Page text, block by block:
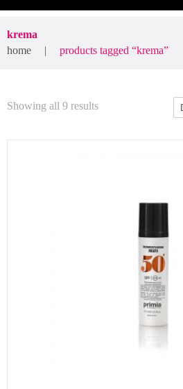
krema
home
products tagged “krema”
Showing all 9 results